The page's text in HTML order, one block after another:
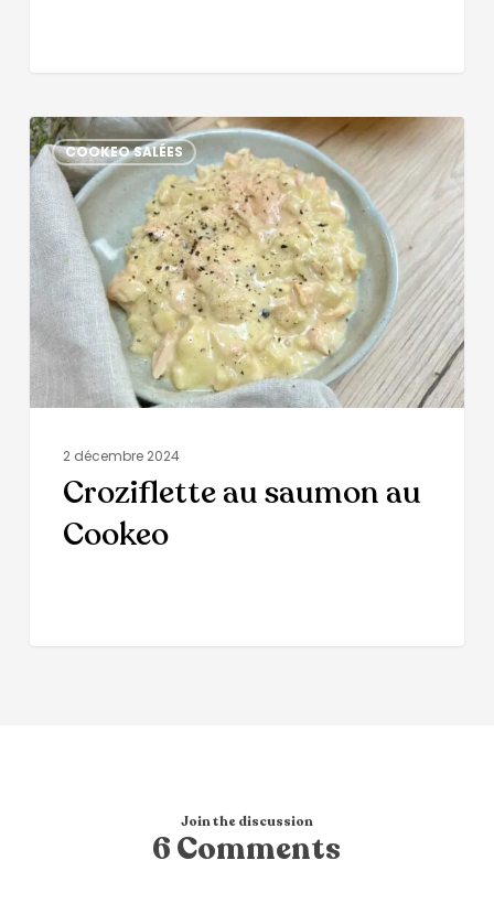
COOKEO SALÉES
2 décembre 2024
Croziflette au saumon au
Cookeo
Join the discussion
6 Comments